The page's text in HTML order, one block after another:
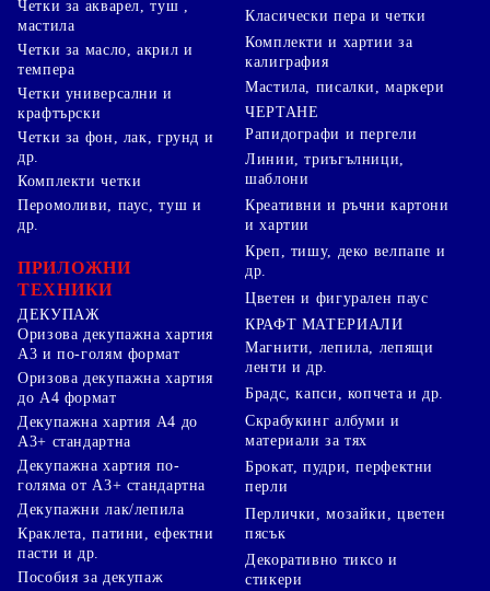
Четки за акварел, туш ,
мастила
Четки за масло, акрил и
темпера
Четки универсални и
крафтърски
Четки за фон, лак, грунд и
др.
Комплекти четки
Класически пера и четки
Комплекти и хартии за
калиграфия
Мастила, писалки, маркери
ЧЕРТАНЕ
Рапидографи и пергели
Линии, триъгълници,
шаблони
Перомоливи, паус, туш и
др.
ПРИЛОЖНИ
ТЕХНИКИ
ДЕКУПАЖ
Оризова декупажна хартия
А3 и по-голям формат
Оризова декупажна хартия
до А4 формат
Декупажна хартия А4 до
А3+ стандартна
Декупажна хартия по-
голяма от А3+ стандартна
Декупажни лак/лепила
Краклета, патини, ефектни
пасти и др.
Пособия за декупаж
Креативни и ръчни картони
и хартии
Креп, тишу, деко велпапе и
др.
Цветен и фигурален паус
КРАФТ МАТЕРИАЛИ
Магнити, лепила, лепящи
ленти и др.
Брадс, капси, копчета и др.
Скрабукинг албуми и
материали за тях
Брокат, пудри, перфектни
перли
Перлички, мозайки, цветен
пясък
Декоративно тиксо и
стикери